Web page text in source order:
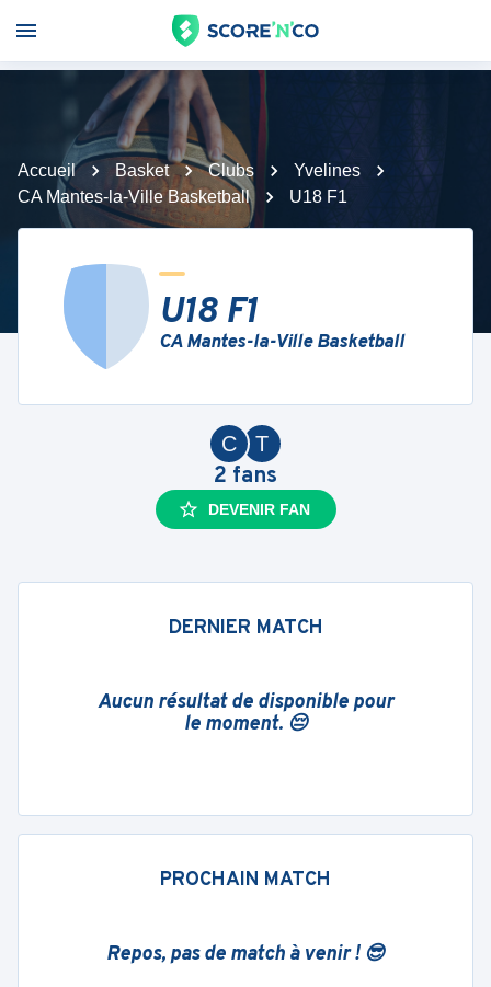
Accueil Basket Clubs
Yvelines
CA Mantes-la-Ville Basketball
U18 F1
U18 F1
CA Mantes-la-Ville Basketball
T
C
2 fans
DEVENIR FAN
DERNIER MATCH
Aucun résultat de disponible pour
le moment. 😔
PROCHAIN MATCH
Repos, pas de match à venir ! 😎